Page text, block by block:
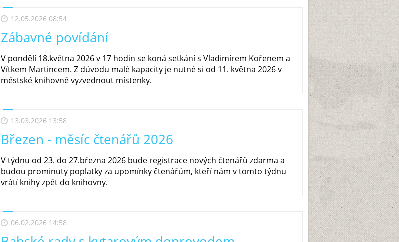
12.05.2026 08:54
Zábavné povídání
V pondělí 18.května 2026 v 17 hodin se koná setkání s Vladimírem Kořenem a
Vítkem Martincem. Z důvodu malé kapacity je nutné si od 11. května 2026 v
městské knihovně vyzvednout místenky.
13.03.2026 13:58
Březen - měsíc čtenářů 2026
V týdnu od 23. do 27.března 2026 bude registrace nových čtenářů zdarma a
budou prominuty poplatky za upomínky čtenářům, kteří nám v tomto týdnu
vrátí knihy zpět do knihovny.
06.02.2026 14:58